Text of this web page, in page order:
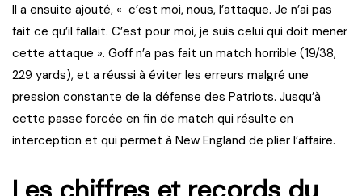
Il a ensuite ajouté, « c’est moi, nous, l’attaque. Je n’ai pas
fait ce qu’il fallait. C’est pour moi, je suis celui qui doit mener
cette attaque ». Goff n’a pas fait un match horrible (19/38,
229 yards), et a réussi à éviter les erreurs malgré une
pression constante de la défense des Patriots. Jusqu’à
cette passe forcée en fin de match qui résulte en
interception et qui permet à New England de plier l’affaire.